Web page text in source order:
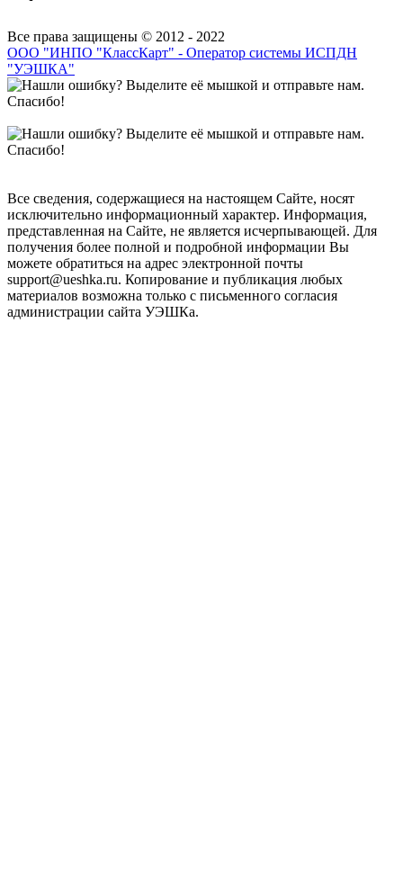
Все права защищены © 2012 - 2022
ООО "ИНПО "КлассКарт" - Оператор системы ИСПДН
"УЭШКА"
Все сведения, содержащиеся на настоящем Сайте, носят
исключительно информационный характер. Информация,
представленная на Сайте, не является исчерпывающей. Для
получения более полной и подробной информации Вы
можете обратиться на адрес электронной почты
support@ueshka.ru. Копирование и публикация любых
материалов возможна только с письменного согласия
администрации сайта УЭШКа.